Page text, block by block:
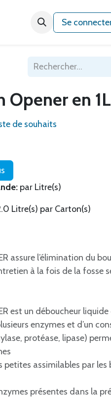
Qui sommes-nous
Se
Opener en
de souhaits
par Litre(s)
Litre(s) par Carton(s)
assure l’élimination du
à la fois de la fosse
est un déboucheur
enzymes et d’un
protéase, lipase)
petites assimilables par les
présentes dans la